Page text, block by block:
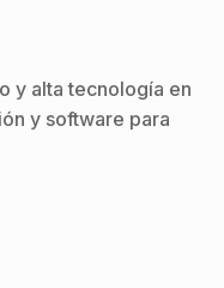
y alta tecnología en
y software para